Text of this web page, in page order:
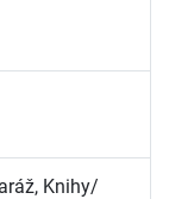
Knihy/